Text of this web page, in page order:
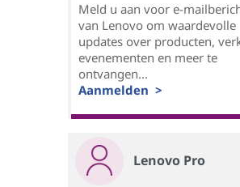
Meld u aan voor e-
van Lenovo om waardevolle
updates over producten,
evenementen en meer te
ontvangen...
Aanmelden >
Lenovo Pro